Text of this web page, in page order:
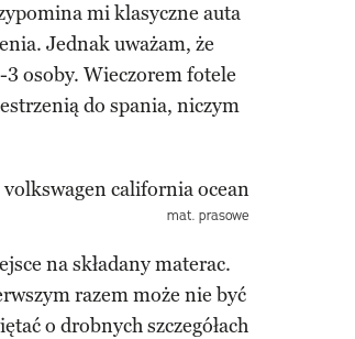
mi klasyczne auta
Jednak uważam, że
osoby. Wieczorem fotele
do spania, niczym
mat. prasowe
na składany materac.
razem może nie być
o drobnych szczegółach